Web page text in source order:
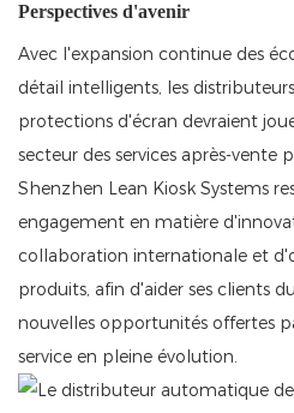
Perspectives d'avenir
Avec l'expansion continue des
détail intelligents, les
protections d'écran devraient
secteur des services après-vente
Shenzhen Lean Kiosk Systems
engagement en matière
collaboration internationale et
produits, afin d'aider ses clients
nouvelles opportunités offertes
service en pleine évolution.